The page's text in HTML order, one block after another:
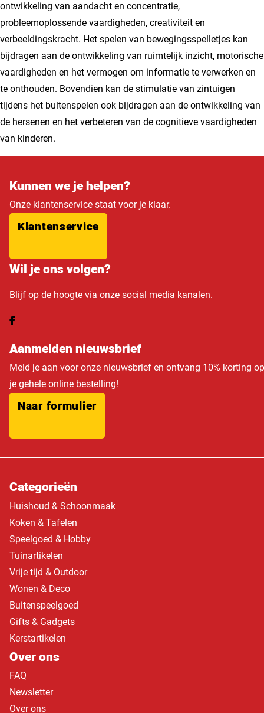
ontwikkeling van aandacht en concentratie,
probleemoplossende vaardigheden, creativiteit en
verbeeldingskracht. Het spelen van bewegingsspelletjes kan
bijdragen aan de ontwikkeling van ruimtelijk inzicht, motorische
vaardigheden en het vermogen om informatie te verwerken en
te onthouden. Bovendien kan de stimulatie van zintuigen
tijdens het buitenspelen ook bijdragen aan de ontwikkeling van
de hersenen en het verbeteren van de cognitieve vaardigheden
van kinderen.
Kunnen we je helpen?
Onze klantenservice staat voor je klaar.
Klantenservice
Wil je ons volgen?
Blijf op de hoogte via onze social media kanalen.
Aanmelden nieuwsbrief
Meld je aan voor onze nieuwsbrief en ontvang 10% korting op
je gehele online bestelling!
Naar formulier
Categorieën
Huishoud & Schoonmaak
Koken & Tafelen
Speelgoed & Hobby
Tuinartikelen
Vrije tijd & Outdoor
Wonen & Deco
Buitenspeelgoed
Gifts & Gadgets
Kerstartikelen
Over ons
FAQ
Newsletter
Over ons